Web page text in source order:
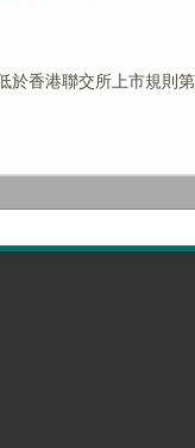
於香港聯交所上市規則